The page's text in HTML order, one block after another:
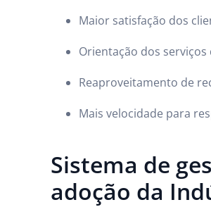
Maior satisfação dos
Orientação dos
Reaproveitamento de
Mais velocidade para
Sistema de
adoção da